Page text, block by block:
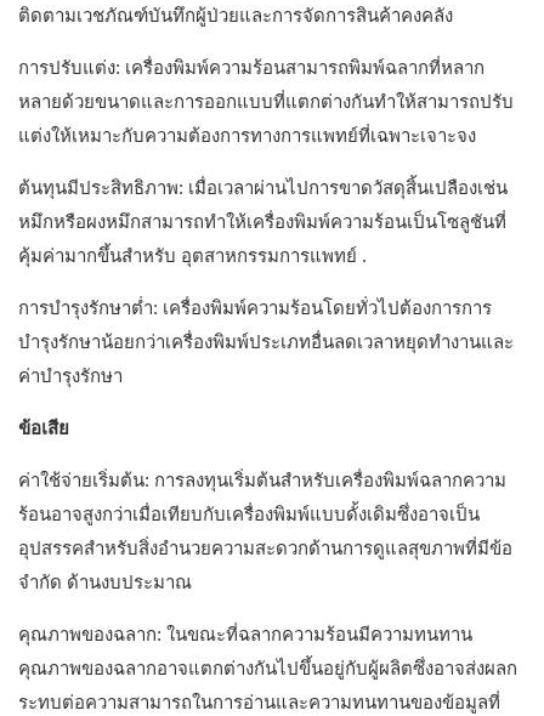
ติดตามเวชภัณฑ์บันทึกผู้ป่วยและการจัดการสินค้าคงคลัง
การปรับแต่ง: เครื่องพิมพ์ความร้อนสามารถพิมพ์ฉลากที่หลาก
หลายด้วยขนาดและการออกแบบที่แตกต่างกันทำให้สามารถปรับ
แต่งให้เหมาะกับความต้องการทางการแพทย์ที่เฉพาะเจาะจง
ต้นทุนมีประสิทธิภาพ: เมื่อเวลาผ่านไปการขาดวัสดุสิ้นเปลืองเช่น
หมึกหรือผงหมึกสามารถทำให้เครื่องพิมพ์ความร้อนเป็นโซลูชันที่
คุ้มค่ามากขึ้นสำหรับ อุตสาหกรรมการแพทย์ .
การบำรุงรักษาต่ำ: เครื่องพิมพ์ความร้อนโดยทั่วไปต้องการการ
บำรุงรักษาน้อยกว่าเครื่องพิมพ์ประเภทอื่นลดเวลาหยุดทำงานและ
ค่าบำรุงรักษา
ข้อเสีย
ค่าใช้จ่ายเริ่มต้น: การลงทุนเริ่มต้นสำหรับเครื่องพิมพ์ฉลากความ
ร้อนอาจสูงกว่าเมื่อเทียบกับเครื่องพิมพ์แบบดั้งเดิมซึ่งอาจเป็น
อุปสรรคสำหรับสิ่งอำนวยความสะดวกด้านการดูแลสุขภาพที่มีข้อ
จำกัด ด้านงบประมาณ
คุณภาพของฉลาก: ในขณะที่ฉลากความร้อนมีความทนทาน
คุณภาพของฉลากอาจแตกต่างกันไปขึ้นอยู่กับผู้ผลิตซึ่งอาจส่งผลก
ระทบต่อความสามารถในการอ่านและความทนทานของข้อมูลที่